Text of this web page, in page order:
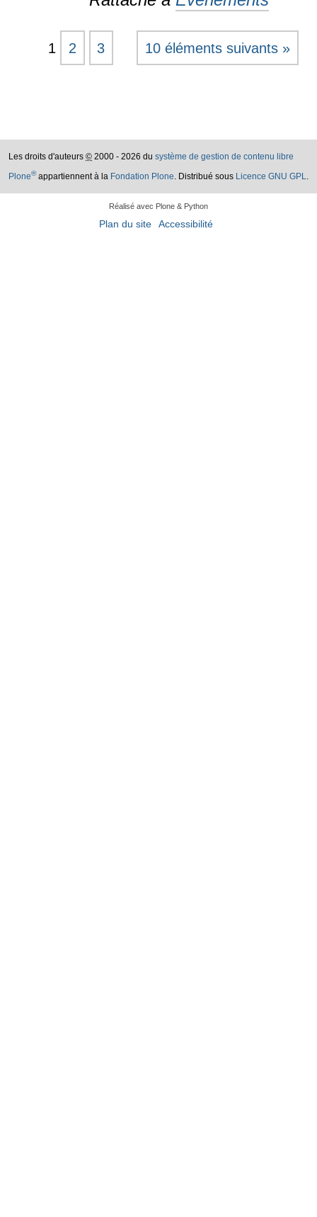
10 éléments suivants »
1 2 3
Les droits d'auteurs © 2000 - 2026 du système de gestion de contenu libre
Plone®appartiennent à la Fondation Plone. Distribué sous Licence GNU GPL.
Réalisé avec Plone & Python
Plan du site Accessibilité